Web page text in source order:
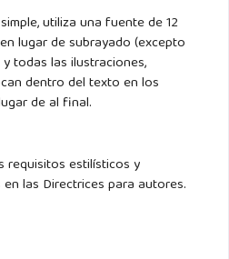
utiliza una fuente de 12
lugar de subrayado (excepto
todas las ilustraciones,
dentro del texto en los
de al final.
requisitos estilísticos y
las Directrices para autores.